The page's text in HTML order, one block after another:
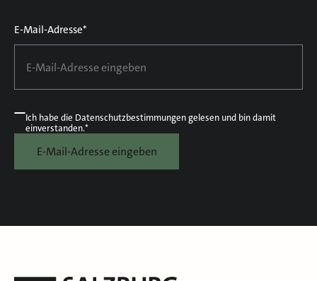
E-Mail-Adresse*
Ich habe die Datenschutzbestimmungengelesen und bin damit
einverstanden.*
E-Mail-Adresse eingeben